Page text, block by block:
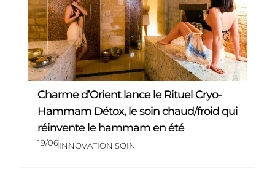
Charme d’Orient lance le Rituel Cryo-
Hammam Détox, le soin chaud/froid qui
réinvente le hammam en été
19/06INNOVATION SOIN